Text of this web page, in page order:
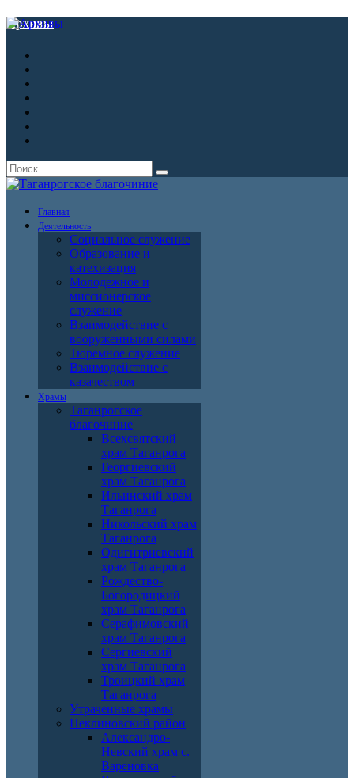
Архивы
Главная
Деятельность
Социальное служение
Образование и
катехизация
Молодежное и
миссионерское
служение
Взаимодействие с
вооруженными силами
Тюремное служение
Взаимодействие с
казачеством
Храмы
Таганрогское
благочиние
Всехсвятский
храм Таганрога
Георгиевский
храм Таганрога
Ильинский храм
Таганрога
Никольский храм
Таганрога
Одигитриевский
храм Таганрога
Рождество-
Богородицкий
храм Таганрога
Серафимовский
храм Таганрога
Сергиевский
храм Таганрога
Троицкий храм
Таганрога
Утраченные храмы
Неклиновский район
Александро-
Невский храм с.
Вареновка